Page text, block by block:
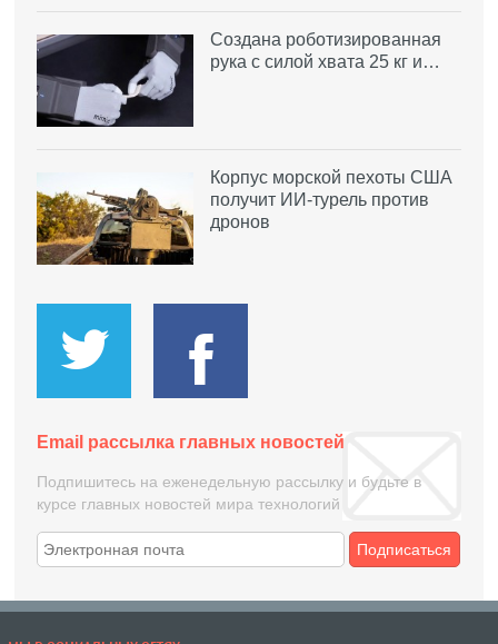
Создана роботизированная
рука с силой хвата 25 кг и…
Корпус морской пехоты США
получит ИИ-турель против
дронов
Email рассылка главных новостей
Подпишитесь на еженедельную рассылку и будьте в
курсе главных новостей мира технологий
Подписаться